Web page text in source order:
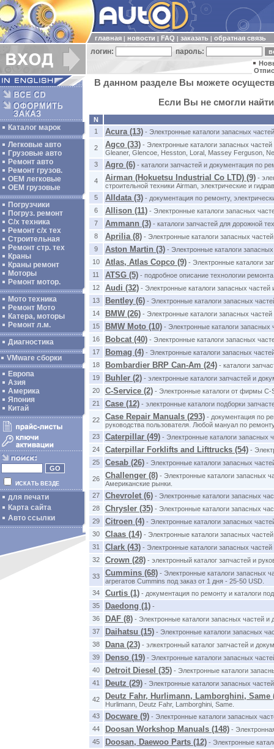
главная новости FAQ заказать обратная связь
логин: пароль:
Каталог марок
Легковые авто
Грузовые авто
Ремонт авто
Ремонт грузов.
ОЕМ легковые
OEM грузовые
Погрузчики
Погруз. ремонт
С/х техника
Ремонт с/х тех
Строительная
Ремонт стр. тех
Краны
Краны ремонт
Моторы
Ремонт мотор.
Мото техника
Ремонт Мото
Катера, моторы
Ремонт л.м.
Диагностика
VMware сборки
Европа
Азия
Америка
Япония
Китай
ИСКАТЬ ВЕЗДЕ
для печати
Карта сайта
Авто ссылки
В данном разделе Вы можете
Если Вы не смогли
N
1
Acura (13) - Электронные каталоги запасных
2 Agco (33) - Электронные каталоги запасных
Gleaner, Glencoe, Hesston, Loral, Massey Ferguson,
3
Agro (6) - каталоги запчастей и документация по
4 Airman (Hokuetsu Industrial Co LTD) (9) -
строительной техники Airman, электрические и
5
Alldata (3) - документация по ремонту,
6
Allison (11) - Электронные каталоги запасных
7
Ammann (3) - каталоги запчастей для дорожной
8
Aprilia (8) - Электронные каталоги запасных
9
Aston Martin (3) - Электронные каталоги
10
Atlas, Atlas Copco (9) - Электронные каталоги
11
ATSG (5) - подробное описание технологии
12
Audi (32) - Электронные каталоги запасных
13
Bentley (6) - Электронные каталоги запасных
14
BMW (26) - Электронные каталоги запасных
15
BMW Moto (10) - Электронные каталоги
16
Bobcat (40) - Электронные каталоги запасных
17
Bomag (4) - Электронные каталоги запасных
18
Bombardier BRP Can-Am (24) - каталоги
19
Buhler (2) - электронные каталоги запчастей и
20
C-Service (2) - Электронные каталоги от фирмы C-
21
Case (12) - электронные каталоги подборки
22 Case Repair Manuals (293) - документация по
руководства пользователя. Любой мануал по
23
Caterpillar (49) - Электронные каталоги запасных
24
Caterpillar Forklifts and Lifttrucks (54) -
25
Cesab (26) - Электронные каталоги запасных
26 Challenger (8) - Электронные каталоги запасных
Американские рынки.
27
Chevrolet (6) - Электронные каталоги запасных
28
Chrysler (35) - Электронные каталоги запасных
29
Citroen (4) - Электронные каталоги запасных
30
Claas (14) - Электронные каталоги запасных
31
Clark (43) - Электронные каталоги запасных
32
Crown (28) - электронный каталог запчастей и
33 Cummins (68) - Электронные каталоги запасных
агрегатов Cummins под заказ от 1 дня - 25-50 USD.
34
Curtis (1) - документация по ремонту и каталоги
35
Daedong (1) -
36
DAF (8) - Электронные каталоги запасных частей
37
Daihatsu (15) - Электронные каталоги запасных
38
Dana (23) - элкектронный каталог запчастей и
39
Denso (19) - Электронные каталоги запасных
40
Detroit Diesel (35) - Электронные каталоги
41
Deutz (29) - Электронные каталоги запасных
42 Deutz Fahr, Hurlimann, Lamborghini, Same
Hurlimann, Deutz Fahr, Lamborghini, Same.
43
Docware (9) - Электронные каталоги запасных
44
Doosan Workshop Manuals (148) -
45
Doosan, Daewoo Parts (12) - Электронные